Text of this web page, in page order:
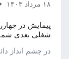
۱۸ مرداد ۱۴۰۳
پیمایش در
شغلی بعدی
در چشم ‌انداز